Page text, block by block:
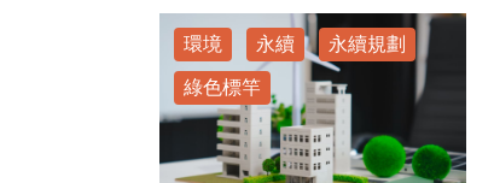
環境 永續 永續規劃
綠色標竿